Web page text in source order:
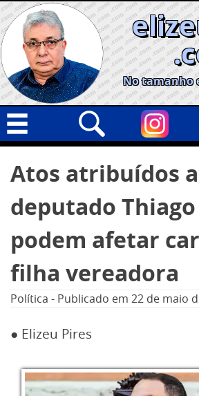
Skip
to
content
No tamanho
Geral
Cidades
Política
Nacional
Opinião
Informe especial
por:
Atos atribuídos
deputado Thiago
podem afetar
filha vereadora
Política - Publicado em 22 de maio
● Elizeu Pires